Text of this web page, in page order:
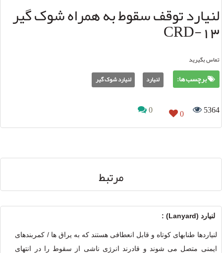
لنیارد توقف سقوط به همراه شوک گیر
CRD-13
تماس بگیرید
برچسب ها: لنیارد لنیارد شوک گیر
5364
0
0
مرتبط
لنيارد (Lanyard) :
لنیاردها طنابهای کوتاه و قابل انعطافی هستند که به یراق ها / کمربندهای
ایمنی متصل می شوند و قادرند انرژی ناشی از سقوط را در انتهای